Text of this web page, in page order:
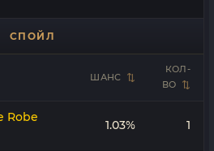
СПОЙЛ
ШАНС
КОЛ-
ВО
Robe
1.03% 1